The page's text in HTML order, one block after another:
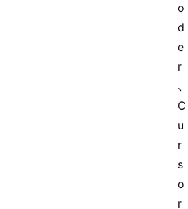
o
d
e
r
、
C
u
r
s
o
r